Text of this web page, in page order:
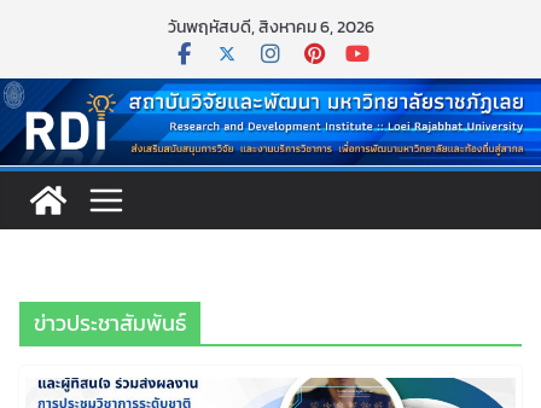
content
วันพฤหัสบดี, สิงหาคม 6, 2026
ข่าวประชาสัมพันธ์